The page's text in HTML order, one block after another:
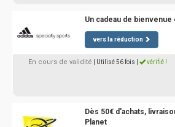
Un cadeau de
vers la réduction
En cours de validité | Utilisé 56 fois vérifié !
Dès 50€ d'achats,
Planet